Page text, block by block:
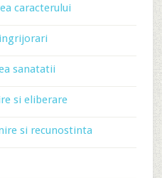
caracterului
sanatatii
si eliberare
si recunostinta